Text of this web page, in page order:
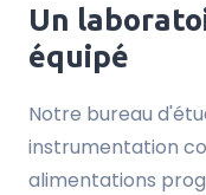
Un
équipé
Notre bureau
instrumentation
alimentations